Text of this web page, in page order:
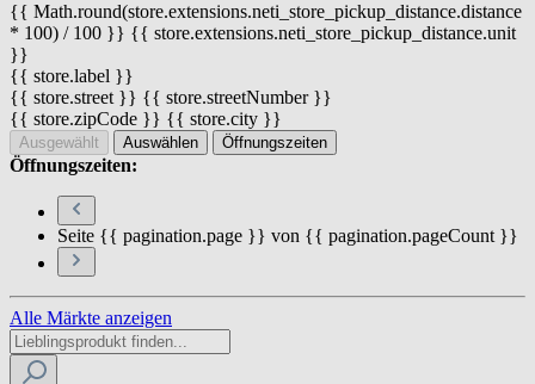
{{ Math.round(store.extensions.neti_store_pickup_distance.distance
* 100) / 100 }} {{ store.extensions.neti_store_pickup_distance.unit
}}
{{ store.label }}
{{ store.street }} {{ store.streetNumber }}
{{ store.zipCode }} {{ store.city }}
Ausgewählt Auswählen Öffnungszeiten
Öffnungszeiten:
Seite {{ pagination.page }} von {{ pagination.pageCount }}
Alle Märkte anzeigen